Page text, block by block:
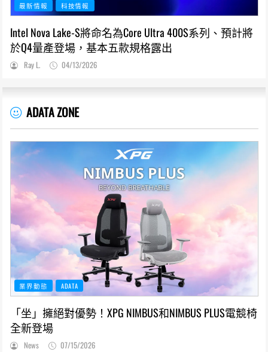
最新情報 科技情報
Intel Nova Lake-S將命名為Core Ultra 400S系列、預計將
於Q4量產登場，基本五款規格露出
Ray L. 04/13/2026
ADATA ZONE
業界動態 ADATA
「坐」擁絕對優勢！XPG NIMBUS和NIMBUS PLUS電競椅
全新登場
News 07/15/2026